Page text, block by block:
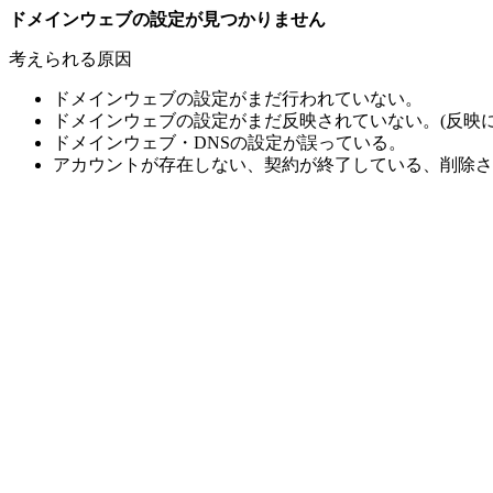
ドメインウェブの設定が見つかりません
考えられる原因
ドメインウェブの設定がまだ行われていない。
ドメインウェブの設定がまだ反映されていない。(反
ドメインウェブ・DNSの設定が誤っている。
アカウントが存在しない、契約が終了している、削除